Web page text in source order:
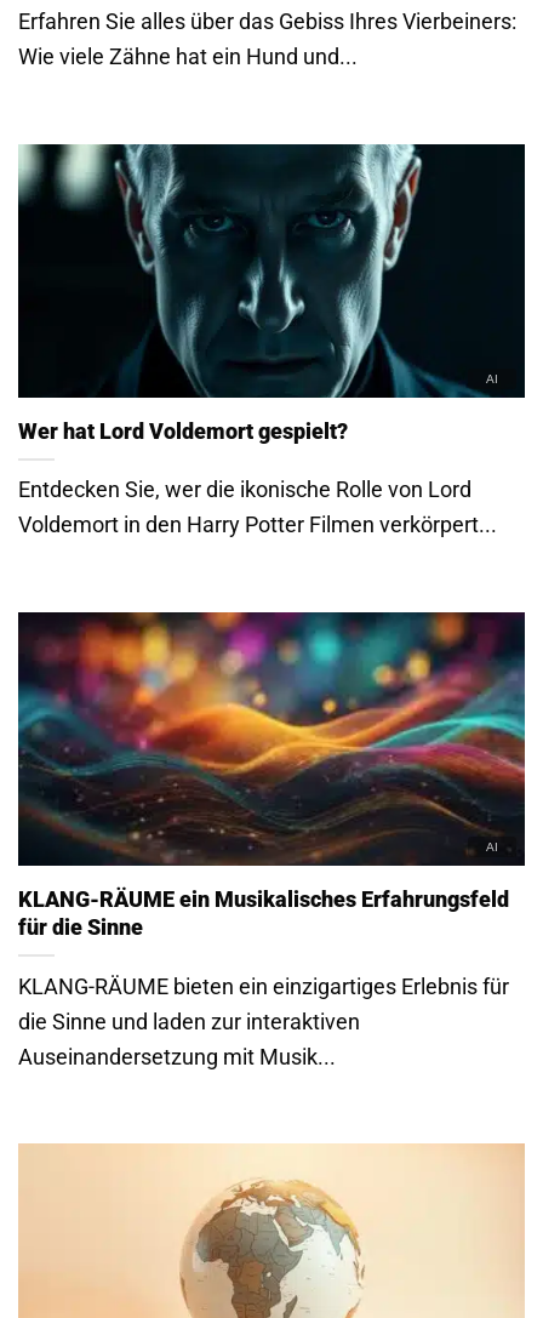
Erfahren Sie alles über das Gebiss Ihres Vierbeiners:
Wie viele Zähne hat ein Hund und...
Wer hat Lord Voldemort gespielt?
Entdecken Sie, wer die ikonische Rolle von Lord
Voldemort in den Harry Potter Filmen verkörpert...
KLANG-RÄUME ein Musikalisches Erfahrungsfeld
für die Sinne
KLANG-RÄUME bieten ein einzigartiges Erlebnis für
die Sinne und laden zur interaktiven
Auseinandersetzung mit Musik...